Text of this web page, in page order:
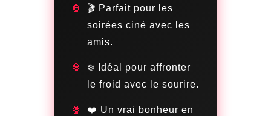
🎬 Parfait pour les
soirées ciné avec les
amis.
❄️ Idéal pour affronter
le froid avec le sourire.
❤️ Un vrai bonheur en